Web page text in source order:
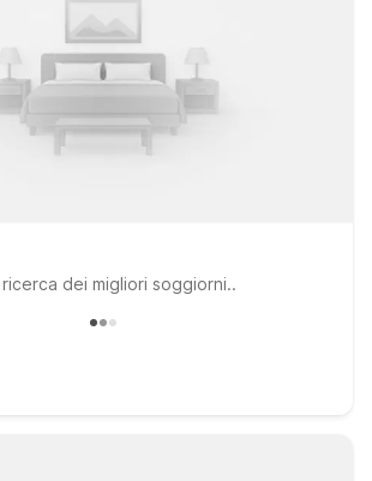
ricerca dei migliori soggiorni..